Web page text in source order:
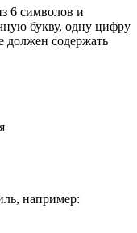
6 символов и
букву, одну цифру
должен содержать
например: